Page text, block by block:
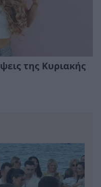
της Κυριακής